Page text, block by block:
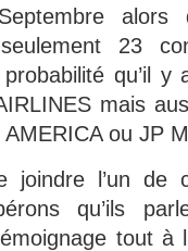
alors
23
qu’il y
mais
ou JP
joindre l’un de
qu’ils
tout à